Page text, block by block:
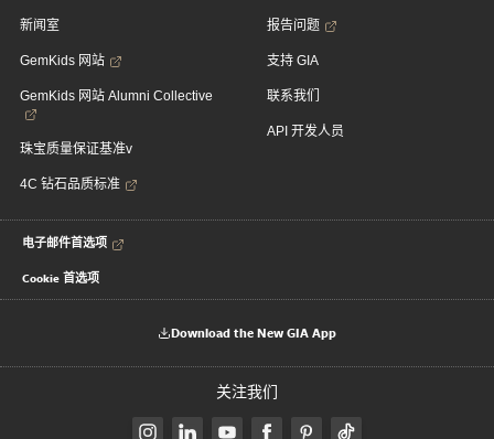
新闻室
GemKids 网站
GemKids 网站 Alumni Collective
珠宝质量保证基准v
4C 钻石品质标准
报告问题
支持 GIA
联系我们
API 开发人员
电子邮件首选项
Cookie 首选项
Download the New GIA App
关注我们